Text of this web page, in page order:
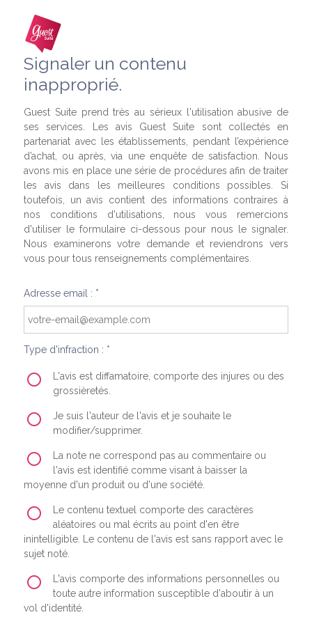
Signaler un contenu
inapproprié.
Guest Suite prend très au sérieux l'utilisation abusive de
ses services. Les avis Guest Suite sont collectés en
partenariat avec les établissements, pendant l’expérience
d’achat, ou après, via une enquête de satisfaction. Nous
avons mis en place une série de procédures afin de traiter
les avis dans les meilleures conditions possibles. Si
toutefois, un avis contient des informations contraires à
nos conditions d'utilisations, nous vous remercions
d'utiliser le formulaire ci-dessous pour nous le signaler.
Nous examinerons votre demande et reviendrons vers
vous pour tous renseignements complémentaires.
Adresse email : *
Type d'infraction : *
L'avis est diffamatoire, comporte des injures ou des
grossièretés.
Je suis l'auteur de l'avis et je souhaite le
modifier/supprimer.
La note ne correspond pas au commentaire ou
l'avis est identifié comme visant à baisser la
moyenne d'un produit ou d'une société.
Le contenu textuel comporte des caractères
aléatoires ou mal écrits au point d'en être
inintelligible. Le contenu de l'avis est sans rapport avec le
sujet noté.
L'avis comporte des informations personnelles ou
toute autre information susceptible d'aboutir à un
vol d'identité.